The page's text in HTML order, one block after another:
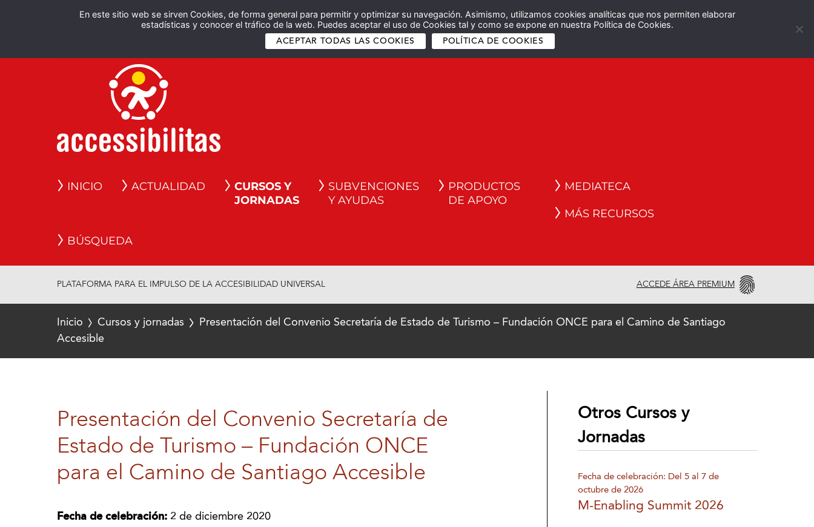
En este sitio web se sirven Cookies, de forma general para permitir y optimizar su navegación. Asimismo, utilizamos cookies analíticas que nos permiten elaborar
estadísticas y conocer el tráfico de la web. Puedes aceptar el uso de Cookies tal y como se expone en nuestra Política de Cookies.
ACEPTAR TODAS LAS COOKIES POLÍTICA DE COOKIES
Español English
INICIO ACTUALIDAD
CURSOS Y
JORNADAS
SUBVENCIONES
Y AYUDAS
PRODUCTOS
DE APOYO
MEDIATECA
MÁS RECURSOS
BÚSQUEDA
PLATAFORMA PARA EL IMPULSO DE LA ACCESIBILIDAD UNIVERSAL ACCEDE ÁREA PREMIUM
Inicio Cursos y jornadas
Presentación del Convenio Secretaría de Estado de Turismo – Fundación ONCE para el Camino de Santiago
Accesible
Presentación del Convenio Secretaría de
Estado de Turismo – Fundación ONCE
para el Camino de Santiago Accesible
Fecha de celebración: 2 de diciembre 2020
Otros Cursos y
Jornadas
Fecha de celebración: Del 5 al 7 de
octubre de 2026
M-Enabling Summit 2026